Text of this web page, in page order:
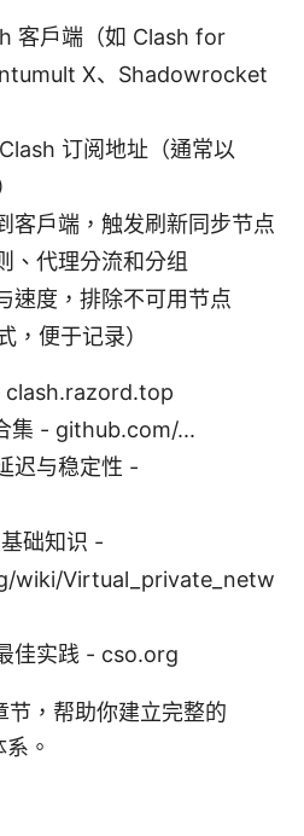
客户端（如 Clash for
X、Shadowrocket
订阅地址（通常以
客户端，触发刷新同步节点
、代理分流和分组
速度，排除不可用节点
，便于记录）
clash.razord.top
集 - github.com/...
迟与稳定性 -
础知识 -
wiki/Virtual_private_netw
佳实践 - cso.org
，帮助你建立完整的
。